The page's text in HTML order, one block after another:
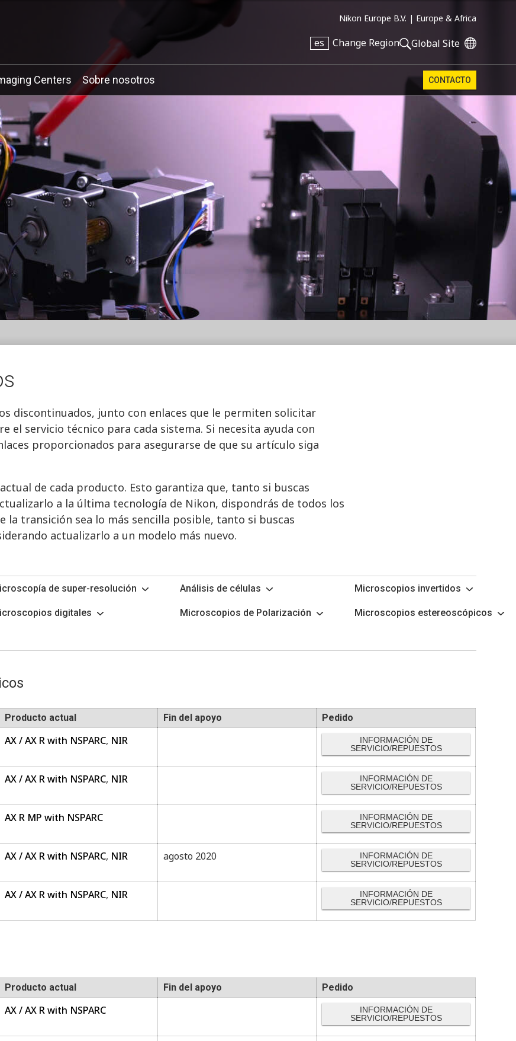
Nikon Europe B.V. | Europe & Africa
es Change Region Global Site
Centers Sobre nosotros CONTACTO
discontinuados, junto con enlaces que le permiten solicitar
servicio técnico para cada sistema. Si necesita ayuda con
proporcionados para asegurarse de que su artículo siga
de cada producto. Esto garantiza que, tanto si buscas
a la última tecnología de Nikon, dispondrás de todos los
la transición sea lo más sencilla posible, tanto si buscas
actualizarlo a un modelo más nuevo.
de super-resolución Análisis de células Microscopios invertidos
digitales Microscopios de Polarización Microscopios estereoscópicos
Producto actual Fin del apoyo
Pedido
AX / AX R with NSPARC, NIR
INFORMACIÓN DE
SERVICIO/REPUESTOS
AX / AX R with NSPARC, NIR
INFORMACIÓN DE
SERVICIO/REPUESTOS
AX R MP with NSPARC
INFORMACIÓN DE
SERVICIO/REPUESTOS
AX / AX R with NSPARC, NIR agosto 2020
INFORMACIÓN DE
SERVICIO/REPUESTOS
AX / AX R with NSPARC, NIR
INFORMACIÓN DE
SERVICIO/REPUESTOS
Producto actual Fin del apoyo
Pedido
AX / AX R with NSPARC
INFORMACIÓN DE
SERVICIO/REPUESTOS